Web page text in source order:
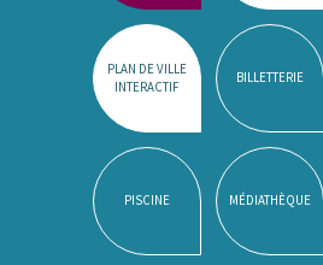
PLAN DE VILLE
INTERACTIF
BILLETTERIE
PISCINE MÉDIATHÈQUE